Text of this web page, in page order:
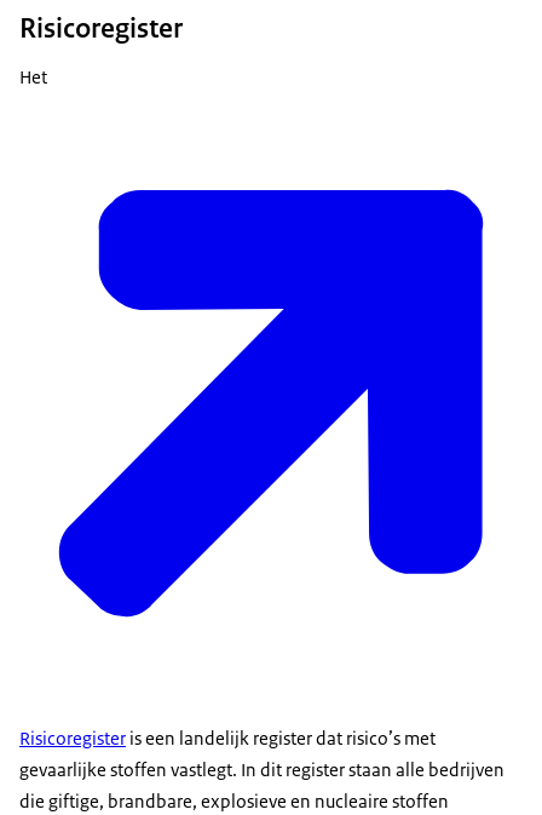
Risicoregister
Het
Risicoregister is een landelijk register dat risico’s met
gevaarlijke stoffen vastlegt. In dit register staan alle bedrijven
die giftige, brandbare, explosieve en nucleaire stoffen